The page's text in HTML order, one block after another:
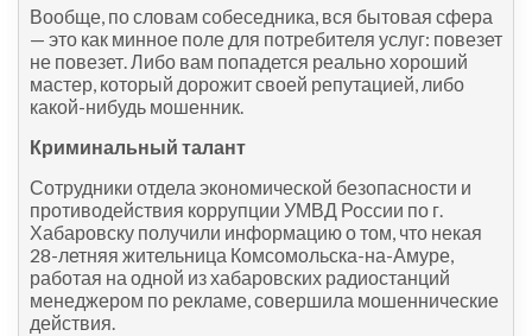
Вообще, по словам собеседника, вся бытовая сфера
— это как минное поле для потребителя услуг: повезет
не повезет. Либо вам попадется реально хороший
мастер, который дорожит своей репутацией, либо
какой-нибудь мошенник.
Криминальный талант
Сотрудники отдела экономической безопасности и
противодействия коррупции УМВД России по г.
Хабаровску получили информацию о том, что некая
28-летняя жительница Комсомольска-на-Амуре,
работая на одной из хабаровских радиостанций
менеджером по рекламе, совершила мошеннические
действия.